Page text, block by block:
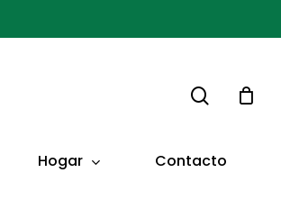
Hogar Contacto